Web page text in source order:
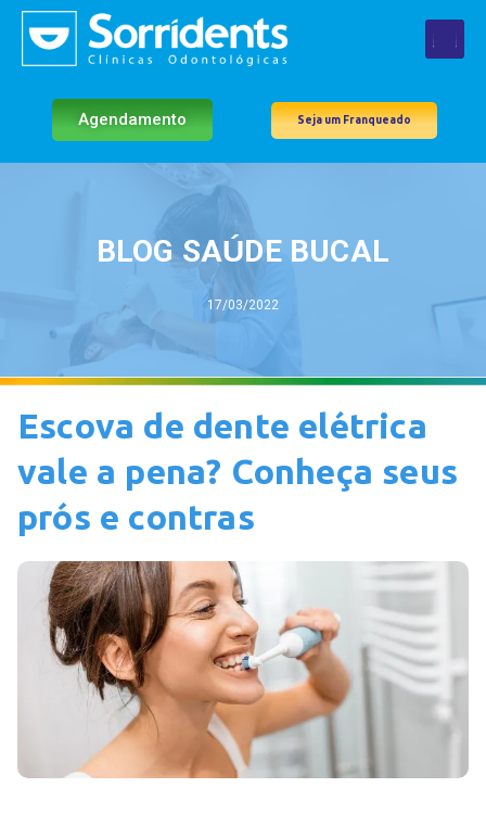
Agendamento Seja um Franqueado
BLOG SAÚDE BUCAL
17/03/2022
Escova de dente elétrica
vale a pena? Conheça seus
prós e contras